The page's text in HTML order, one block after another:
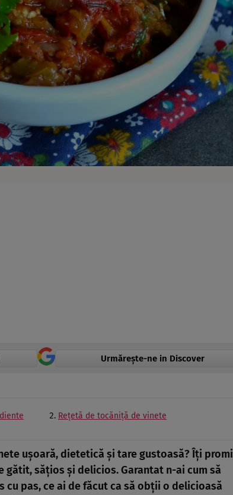
Urmărește-ne in Discover
Rețetă de tocăniță de vinete
ușoară, dietetică și tare gustoasă? Îți
gătit, sățios și delicios. Garantat n-ai cum să
cu pas, ce ai de făcut ca să obții o delicioasă